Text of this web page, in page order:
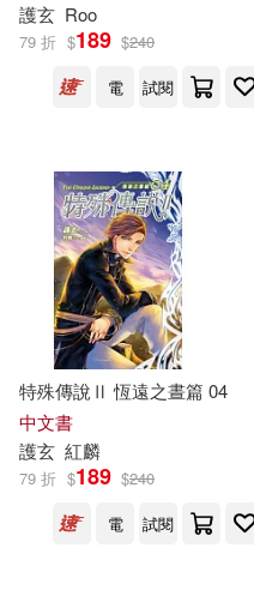
護玄 Roo
79 折 $189 $240
電
試閱
特殊傳說Ⅱ 恆遠之晝篇 04
中文書
護玄 紅麟
79 折 $189 $240
電
試閱